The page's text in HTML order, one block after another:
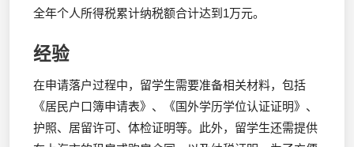
全年个人所得税累计纳税额合计达到1万元。
经验
在申请落户过程中，留学生需要准备相关材料，包括
《居民户口簿申请表》、《国外学历学位认证证明》、
护照、居留许可、体检证明等。此外，留学生还需提供